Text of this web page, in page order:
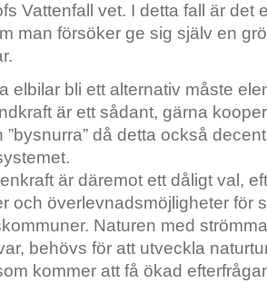
Vattenfall vet. I detta fall är det
man försöker ge sig själv en
elbilar bli ett alternativ måste
är ett sådant, gärna
”bysnurra” då detta också
är däremot ett dåligt val,
och överlevnadsmöjligheter för
Naturen med
behövs för att utveckla
kommer att få ökad